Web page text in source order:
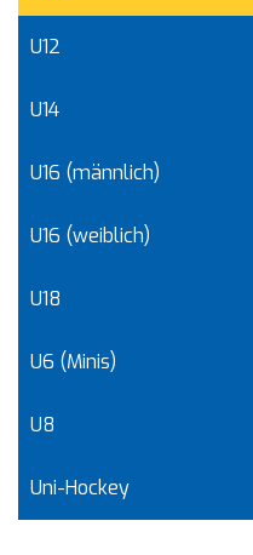
U12
U14
U16 (männlich)
U16 (weiblich)
U18
U6 (Minis)
U8
Uni-Hockey